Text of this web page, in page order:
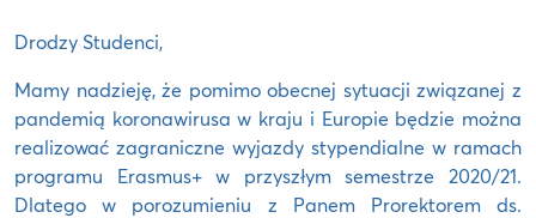
Drodzy Studenci,
Mamy nadzieję, że pomimo obecnej sytuacji związanej z
pandemią koronawirusa w kraju i Europie będzie można
realizować zagraniczne wyjazdy stypendialne w ramach
programu Erasmus+ w przyszłym semestrze 2020/21.
Dlatego w porozumieniu z Panem Prorektorem ds.